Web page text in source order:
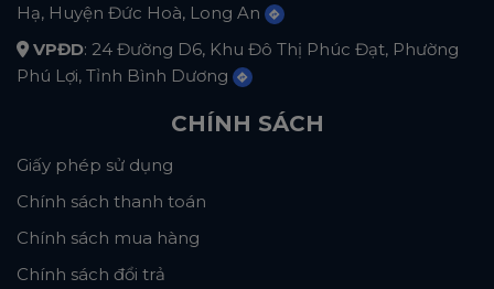
Hạ, Huyện Đức Hoà, Long An
VPĐD: 24 Đường D6, Khu Đô Thị Phúc Đạt, Phường
Phú Lợi, Tỉnh Bình Dương
CHÍNH SÁCH
Giấy phép sử dụng
Chính sách thanh toán
Chính sách mua hàng
Chính sách đổi trả